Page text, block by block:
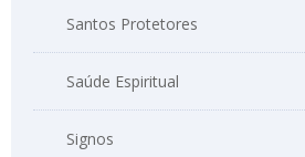
Santos Protetores
Saúde Espiritual
Signos